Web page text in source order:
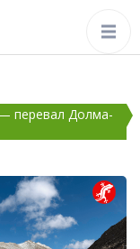
перевал Долма-